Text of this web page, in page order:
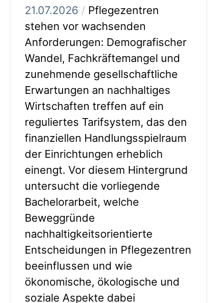
21.07.2026 / Pflegezentren
stehen vor wachsenden
Anforderungen: Demografischer
Wandel, Fachkräftemangel und
zunehmende gesellschaftliche
Erwartungen an nachhaltiges
Wirtschaften treffen auf ein
reguliertes Tarifsystem, das den
finanziellen Handlungsspielraum
der Einrichtungen erheblich
einengt. Vor diesem Hintergrund
untersucht die vorliegende
Bachelorarbeit, welche
Beweggründe
nachhaltigkeitsorientierte
Entscheidungen in Pflegezentren
beeinflussen und wie
ökonomische, ökologische und
soziale Aspekte dabei